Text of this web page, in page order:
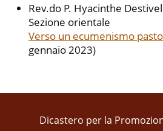
Rev.do P. Hyacinthe
Sezione orientale
Verso un ecumenismo
gennaio 2023)
Dicastero per la